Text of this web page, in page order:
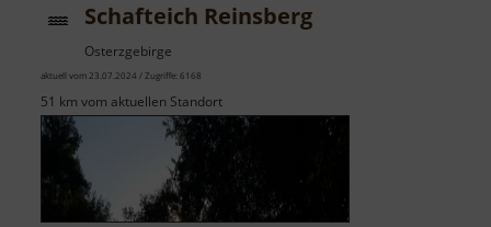
Schafteich Reinsberg
Osterzgebirge
aktuell vom 23.07.2024 / Zugriffe: 6168
51 km vom aktuellen Standort